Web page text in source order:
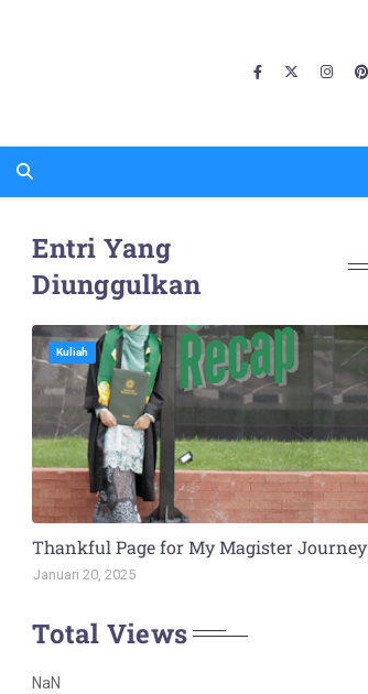
Entri Yang
Diunggulkan
Kuliah
Thankful Page for My Magister Journey
Januari 20, 2025
Total Views
NaN